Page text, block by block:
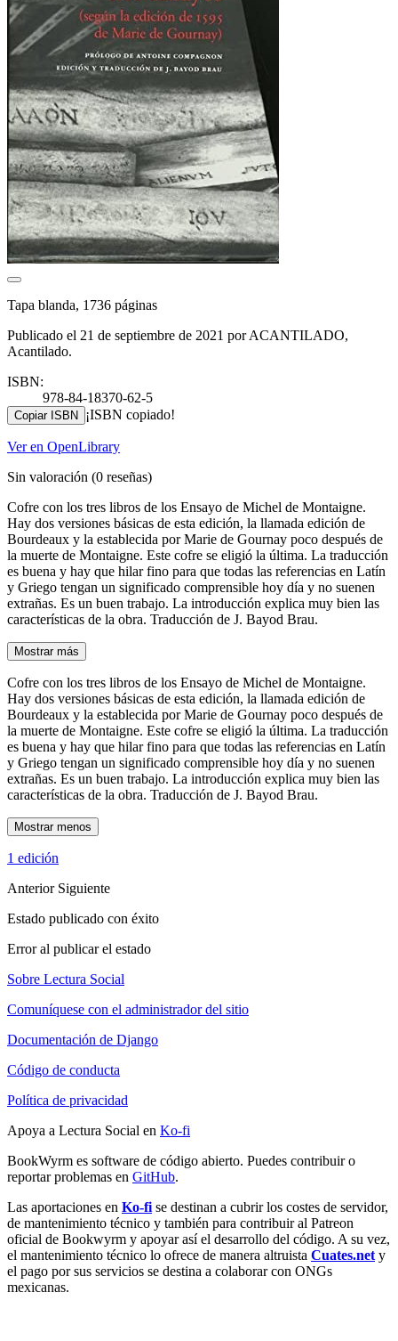
Tapa blanda, 1736 páginas
Publicado el 21 de septiembre de 2021 por ACANTILADO,
Acantilado.
ISBN:
978-84-18370-62-5
Copiar ISBN ¡ISBN copiado!
Ver en OpenLibrary
Sin valoración (0 reseñas)
Cofre con los tres libros de los Ensayo de Michel de Montaigne.
Hay dos versiones básicas de esta edición, la llamada edición de
Bourdeaux y la establecida por Marie de Gournay poco después de
la muerte de Montaigne. Este cofre se eligió la última. La traducción
es buena y hay que hilar fino para que todas las referencias en Latín
y Griego tengan un significado comprensible hoy día y no suenen
extrañas. Es un buen trabajo. La introducción explica muy bien las
características de la obra. Traducción de J. Bayod Brau.
Mostrar más
Cofre con los tres libros de los Ensayo de Michel de Montaigne.
Hay dos versiones básicas de esta edición, la llamada edición de
Bourdeaux y la establecida por Marie de Gournay poco después de
la muerte de Montaigne. Este cofre se eligió la última. La traducción
es buena y hay que hilar fino para que todas las referencias en Latín
y Griego tengan un significado comprensible hoy día y no suenen
extrañas. Es un buen trabajo. La introducción explica muy bien las
características de la obra. Traducción de J. Bayod Brau.
Mostrar menos
1 edición
Anterior Siguiente
Estado publicado con éxito
Error al publicar el estado
Sobre Lectura Social
Comuníquese con el administrador del sitio
Documentación de Django
Código de conducta
Política de privacidad
Apoya a Lectura Social en Ko-fi
BookWyrm es software de código abierto. Puedes contribuir o
reportar problemas en GitHub.
Las aportaciones en Ko-fi se destinan a cubrir los costes de servidor,
de mantenimiento técnico y también para contribuir al Patreon
oficial de Bookwyrm y apoyar así el desarrollo del código. A su vez,
el mantenimiento técnico lo ofrece de manera altruista Cuates.net y
el pago por sus servicios se destina a colaborar con ONGs
mexicanas.